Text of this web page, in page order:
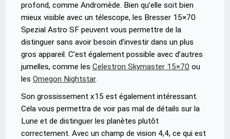
profond, comme Andromède. Bien qu’elle soit bien
mieux visible avec un télescope, les Bresser 15×70
Spezial Astro SF peuvent vous permettre de la
distinguer sans avoir besoin d’investir dans un plus
gros appareil. C’est également possible avec d’autres
jumelles, comme les Celestron Skymaster 15×70 ou
les Omegon Nightstar.
Son grossissement x15 est également intéressant.
Cela vous permettra de voir pas mal de détails sur la
Lune et de distinguer les planètes plutôt
correctement. Avec un champ de vision 4,4, ce qui est